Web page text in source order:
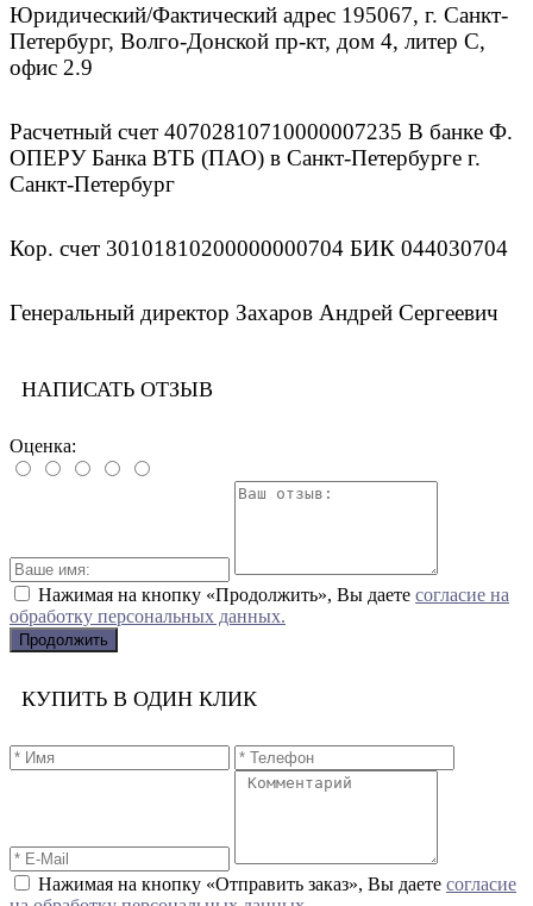
Юридический/Фактический адрес 195067, г. Санкт-
Петербург, Волго-Донской пр-кт, дом 4, литер С,
офис 2.9
Расчетный счет 40702810710000007235 В банке Ф.
ОПЕРУ Банка ВТБ (ПАО) в Санкт-Петербурге г.
Санкт-Петербург
Кор. счет 30101810200000000704 БИК 044030704
Генеральный директор Захаров Андрей Сергеевич
НАПИСАТЬ ОТЗЫВ
Оценка:
Нажимая на кнопку «Продолжить», Вы даете согласие на
обработку персональных данных.
Продолжить
КУПИТЬ В ОДИН КЛИК
Нажимая на кнопку «Отправить заказ», Вы даете согласие